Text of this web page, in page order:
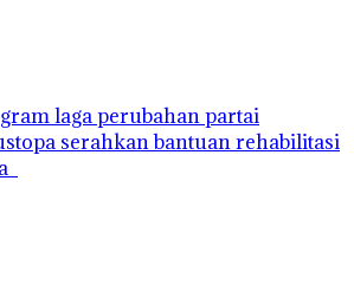
laga perubahan partai
serahkan bantuan rehabilitasi